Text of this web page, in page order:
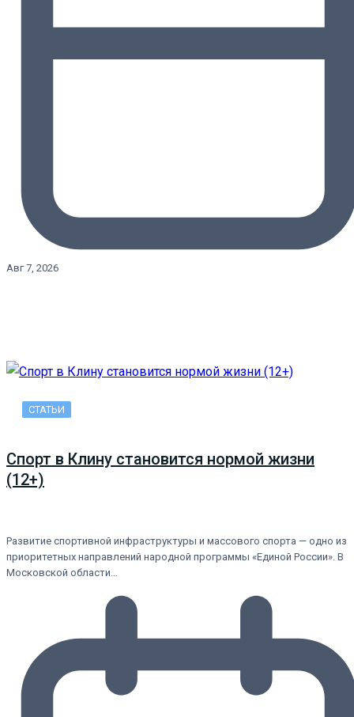
Авг 7, 2026
СТАТЬИ
Спорт в Клину становится нормой жизни
(12+)
Развитие спортивной инфраструктуры и массового спорта — одно из
приоритетных направлений народной программы «Единой России». В
Московской области…